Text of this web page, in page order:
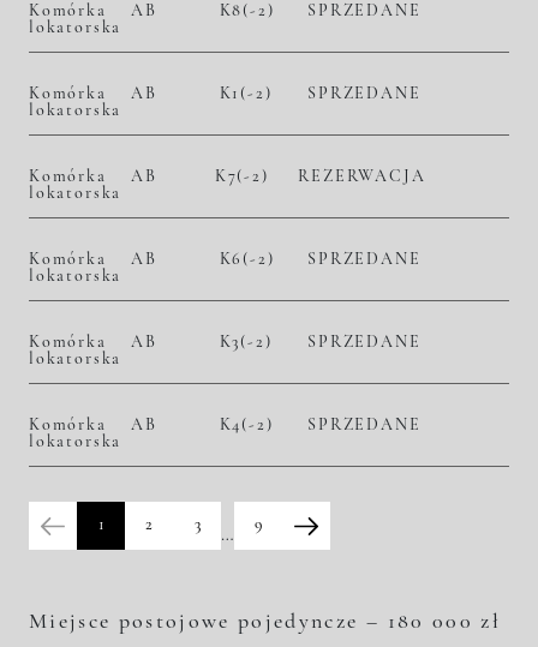
Komórka
lokatorska
AB K8(-2) SPRZEDANE
Komórka
lokatorska
AB K1(-2) SPRZEDANE
Komórka
lokatorska
AB K7(-2) REZERWACJA
Komórka
lokatorska
AB K6(-2) SPRZEDANE
Komórka
lokatorska
AB K3(-2) SPRZEDANE
Komórka
lokatorska
AB K4(-2) SPRZEDANE
1 2 3
…
9
Miejsce postojowe pojedyncze – 180 000 zł